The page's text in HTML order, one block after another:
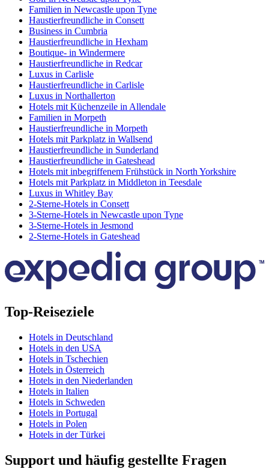
Familien in Newcastle upon Tyne
Haustierfreundliche in Consett
Business in Cumbria
Haustierfreundliche in Hexham
Boutique- in Windermere
Haustierfreundliche in Redcar
Luxus in Carlisle
Haustierfreundliche in Carlisle
Luxus in Northallerton
Hotels mit Küchenzeile in Allendale
Familien in Morpeth
Haustierfreundliche in Morpeth
Hotels mit Parkplatz in Wallsend
Haustierfreundliche in Sunderland
Haustierfreundliche in Gateshead
Hotels mit inbegriffenem Frühstück in North Yorkshire
Hotels mit Parkplatz in Middleton in Teesdale
Luxus in Whitley Bay
2-Sterne-Hotels in Consett
3-Sterne-Hotels in Newcastle upon Tyne
3-Sterne-Hotels in Jesmond
2-Sterne-Hotels in Gateshead
Top-Reiseziele
Hotels in Deutschland
Hotels in den USA
Hotels in Tschechien
Hotels in Österreich
Hotels in den Niederlanden
Hotels in Italien
Hotels in Schweden
Hotels in Portugal
Hotels in Polen
Hotels in der Türkei
Support und häufig gestellte Fragen